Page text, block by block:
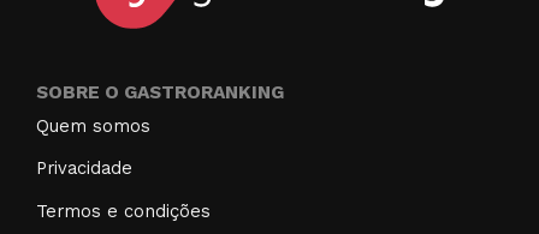
SOBRE O GASTRORANKING
Quem somos
Privacidade
Termos e condições